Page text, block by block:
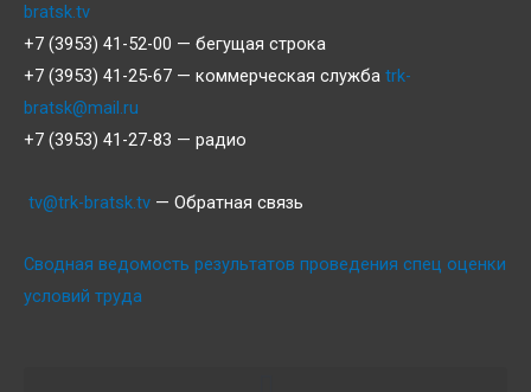
bratsk.tv
+7 (3953) 41-52-00 — бегущая строка
+7 (3953) 41-25-67 — коммерческая служба trk-
bratsk@mail.ru
+7 (3953) 41-27-83 — радио
tv@trk-bratsk.tv — Обратная связь
Сводная ведомость результатов проведения спец оценки
условий труда